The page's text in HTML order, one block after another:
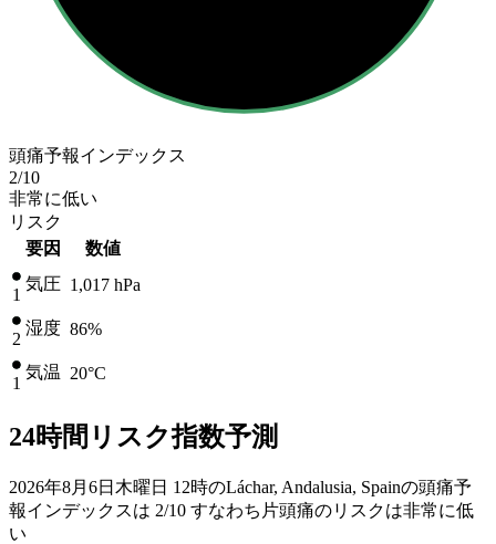
頭痛予報インデックス
2/10
非常に低い
リスク
要因
数値
1
気圧 1,017 hPa
2
湿度 86%
1
気温 20°C
24時間リスク指数予測
2026年8月6日木曜日 12時のLáchar, Andalusia, Spainの頭痛予
報インデックスは 2/10 すなわち片頭痛のリスクは非常に低
い